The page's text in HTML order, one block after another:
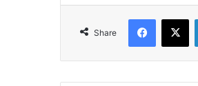
Share
Facebook
X